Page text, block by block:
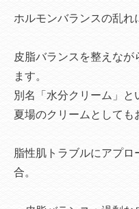
ホルモンバランスの乱れ
皮脂バランスを整えなが
ます。
別名「水分クリーム」と
夏場のクリームとしても
脂性肌トラブルにアプ
合。